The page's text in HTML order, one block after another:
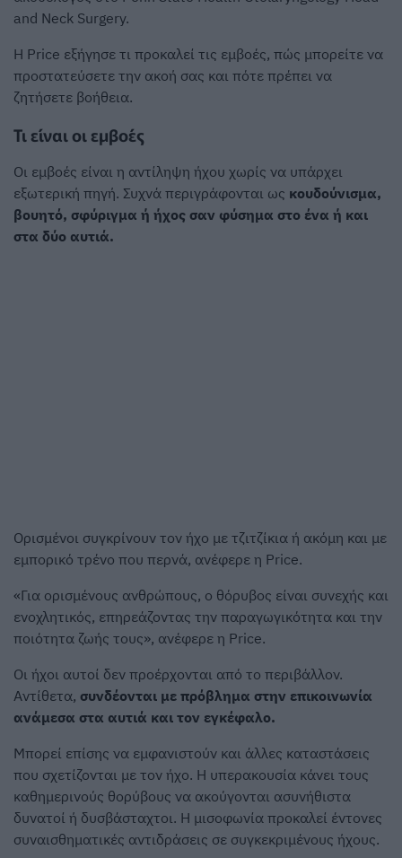
and Neck Surgery.
Η Price εξήγησε τι προκαλεί τις εμβοές, πώς μπορείτε να
προστατεύσετε την ακοή σας και πότε πρέπει να
ζητήσετε βοήθεια.
Τι είναι οι εμβοές
Οι εμβοές είναι η αντίληψη ήχου χωρίς να υπάρχει
εξωτερική πηγή. Συχνά περιγράφονται ως κουδούνισμα,
βουητό, σφύριγμα ή ήχος σαν φύσημα στο ένα ή και
στα δύο αυτιά.
Ορισμένοι συγκρίνουν τον ήχο με τζιτζίκια ή ακόμη και με
εμπορικό τρένο που περνά, ανέφερε η Price.
«Για ορισμένους ανθρώπους, ο θόρυβος είναι συνεχής και
ενοχλητικός, επηρεάζοντας την παραγωγικότητα και την
ποιότητα ζωής τους», ανέφερε η Price.
Οι ήχοι αυτοί δεν προέρχονται από το περιβάλλον.
Αντίθετα, συνδέονται με πρόβλημα στην επικοινωνία
ανάμεσα στα αυτιά και τον εγκέφαλο.
Μπορεί επίσης να εμφανιστούν και άλλες καταστάσεις
που σχετίζονται με τον ήχο. Η υπερακουσία κάνει τους
καθημερινούς θορύβους να ακούγονται ασυνήθιστα
δυνατοί ή δυσβάσταχτοι. Η μισοφωνία προκαλεί έντονες
συναισθηματικές αντιδράσεις σε συγκεκριμένους ήχους.